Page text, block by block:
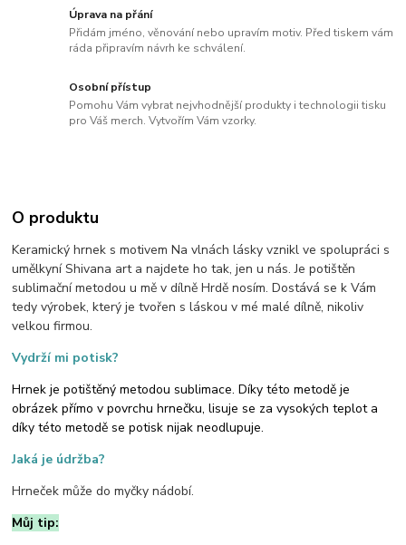
Úprava na přání
Přidám jméno, věnování nebo upravím motiv. Před tiskem vám
ráda připravím návrh ke schválení.
Osobní přístup
Pomohu Vám vybrat nejvhodnější produkty i technologii tisku
pro Váš merch. Vytvořím Vám vzorky.
O produktu
Keramický hrnek s motivem Na vlnách lásky vznikl ve spolupráci s
umělkyní Shivana art a najdete ho tak, jen u nás. Je potištěn
sublimační metodou u mě v dílně Hrdě nosím. Dostává se k Vám
tedy výrobek, který je tvořen s láskou v mé malé dílně, nikoliv
velkou firmou.
Vydrží mi potisk?
Hrnek je potištěný metodou sublimace. Díky této metodě je
obrázek přímo v povrchu hrnečku, lisuje se za vysokých teplot a
díky této metodě se potisk nijak neodlupuje.
Jaká je údržba?
Hrneček může do myčky nádobí.
Můj tip: